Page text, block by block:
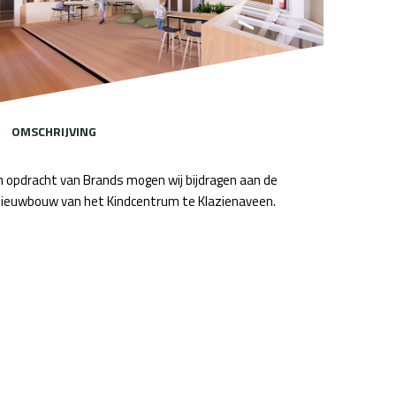
OMSCHRIJVING
opdracht van Brands mogen wij bijdragen aan de
van het Kindcentrum te Klazienaveen.